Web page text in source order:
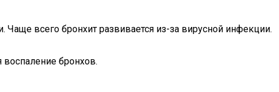
всего бронхит развивается из-за вирусной инфекции.
бронхов.